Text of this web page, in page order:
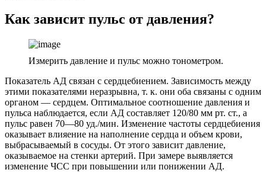
Как зависит пульс от давления?
Измерить давление и пульс можно тонометром.
Показатель АД связан с сердцебиением. Зависимость между
этими показателями неразрывна, т. к. они оба связаны с одним
органом ― сердцем. Оптимальное соотношение давления и
пульса наблюдается, если АД составляет 120/80 мм рт. ст., а
пульс равен 70―80 уд./мин. Изменение частоты сердцебиения
оказывает влияение на наполнение сердца и объем крови,
выбрасываемый в сосуды. От этого зависит давление,
оказываемое на стенки артерий. При замере выявляется
изменение ЧСС при повышении или понижении АД.